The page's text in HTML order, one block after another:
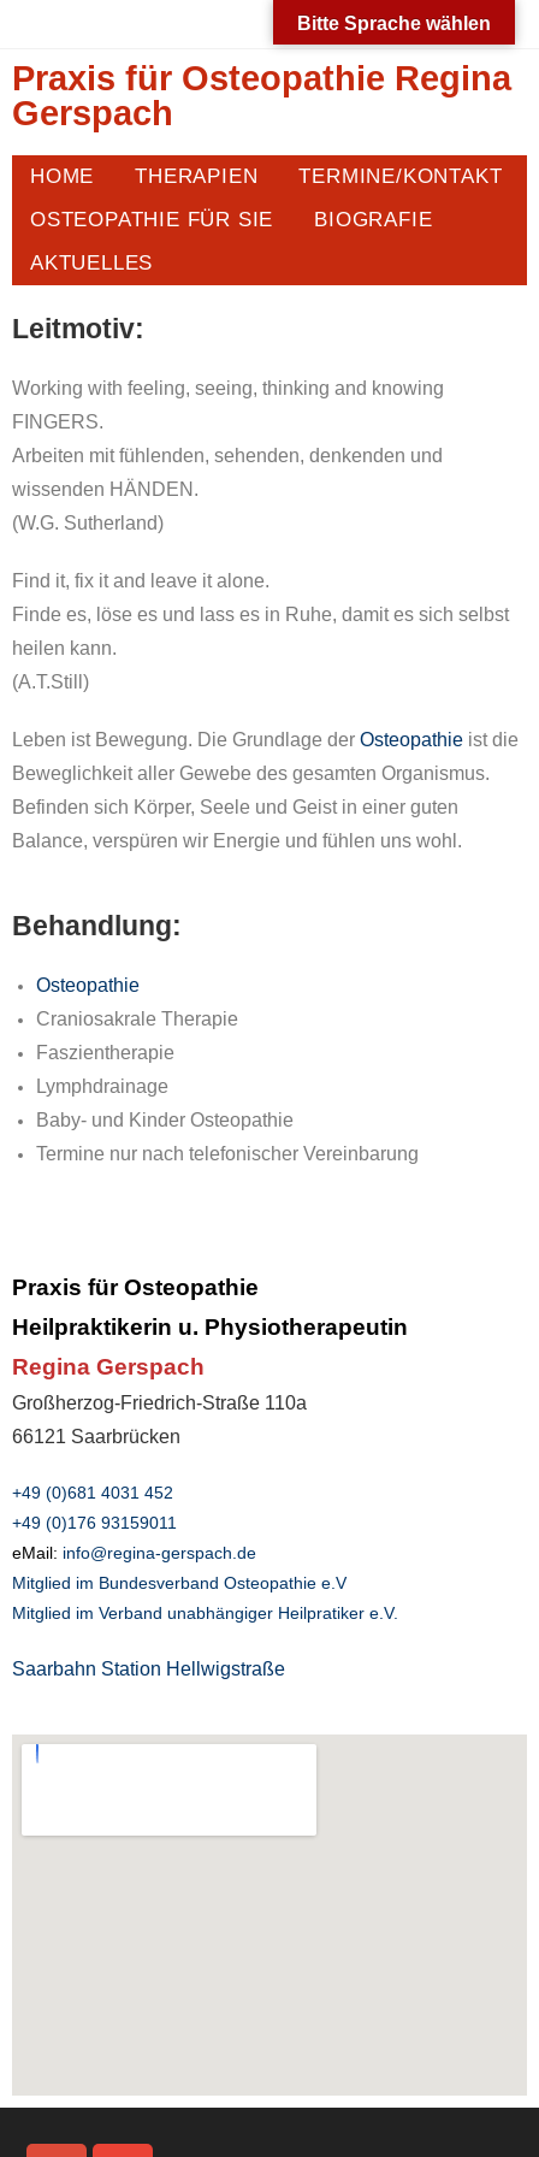
Praxis für Osteopathie Regina
Gerspach
HOME THERAPIEN
TERMINE/KONTAKT
OSTEOPATHIE FÜR SIE
BIOGRAFIE
AKTUELLES
Leitmotiv:
Working with feeling, seeing, thinking and knowing
FINGERS.
Arbeiten mit fühlenden, sehenden, denkenden und
wissenden HÄNDEN.
(W.G. Sutherland)
Find it, fix it and leave it alone.
Finde es, löse es und lass es in Ruhe, damit es sich selbst
heilen kann.
(A.T.Still)
Leben ist Bewegung. Die Grundlage der Osteopathie ist die
Beweglichkeit aller Gewebe des gesamten Organismus.
Befinden sich Körper, Seele und Geist in einer guten
Balance, verspüren wir Energie und fühlen uns wohl.
Behandlung:
Osteopathie
Craniosakrale Therapie
Faszientherapie
Lymphdrainage
Baby- und Kinder Osteopathie
Termine nur nach telefonischer Vereinbarung
Praxis für Osteopathie
Heilpraktikerin u. Physiotherapeutin
Regina Gerspach
Großherzog-Friedrich-Straße 110a
66121 Saarbrücken
+49 (0)681 4031 452
+49 (0)176 93159011
eMail: info@regina-gerspach.de
Mitglied im Bundesverband Osteopathie e.V
Mitglied im Verband unabhängiger Heilpratiker e.V.
Saarbahn Station Hellwigstraße
Bitte Sprache wählen